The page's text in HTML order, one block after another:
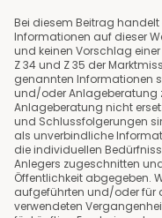
Bei diesem Beitrag
Informationen auf dieser
und keinen Vorschlag
Z 34 und Z 35 der
genannten Informationen
und/oder Anlageberatung
Anlageberatung nicht
und Schlussfolgerungen
als unverbindliche
die individuellen
Anlegers zugeschnitten
Öffentlichkeit abgegeben.
aufgeführten und/oder für
verwendeten